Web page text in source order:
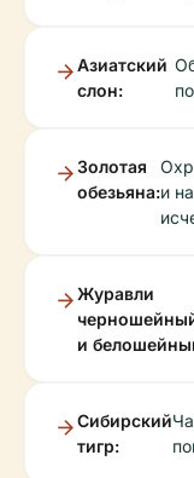
Азиатский
слон:
Золотая
обезьяна:и
Журавли
и
Сибирский
тигр: